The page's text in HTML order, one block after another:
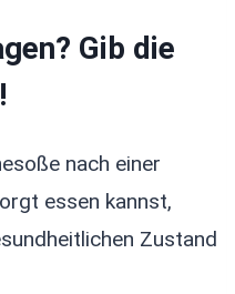
Gib die
nach einer
essen kannst,
Zustand